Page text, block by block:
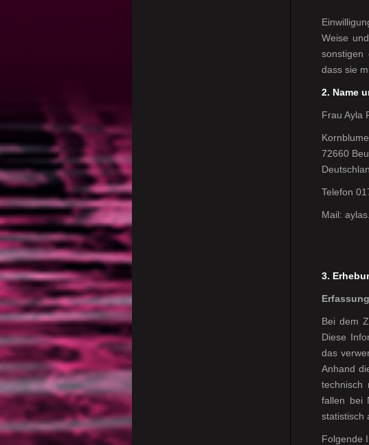
Weise
sonstigen
dass sie
2. Name
Frau Ayla
72660
Telefon
Mail:
3.
Bei dem
Diese
das
Anhand
technisch
fallen bei
statistisch
Folgende